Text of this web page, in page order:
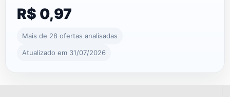
R$ 0,97
Mais de 28 ofertas analisadas
Atualizado em 31/07/2026